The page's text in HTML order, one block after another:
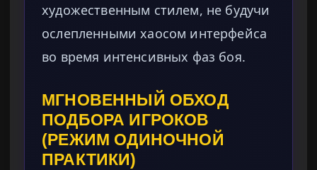
художественным стилем, не будучи
ослепленными хаосом интерфейса
во время интенсивных фаз боя.
МГНОВЕННЫЙ ОБХОД
ПОДБОРА ИГРОКОВ
(РЕЖИМ ОДИНОЧНОЙ
ПРАКТИКИ)